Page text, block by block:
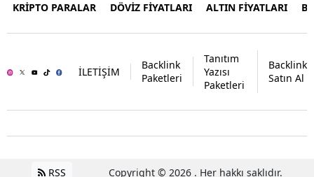
KRİPTO PARALAR DÖVİZ FİYATLARI ALTIN FİYATLARI
İLETİŞİM
Backlink
Paketleri
Tanıtım
Yazısı
Paketleri
Backlink
Satın Al
RSS Copyright © 2026 . Her hakkı saklıdır.